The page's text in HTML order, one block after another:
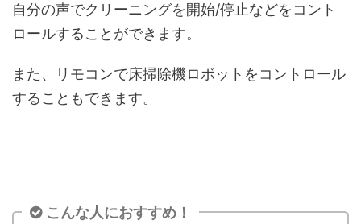
自分の声でクリーニングを開始/停止などをコント
ロールすることができます。
また、リモコンで床掃除機ロボットをコントロール
することもできます。
こんな人におすすめ！